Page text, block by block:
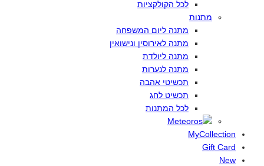
לכל הקולקציות
מתנות
מתנה ליום המשפחה
מתנה לאירוסין ונישואין
מתנה ליולדת
מתנה לנערות
תכשיטי אהבה
תכשיט לחג
לכל המתנות
MyCollection
Gift Card
New